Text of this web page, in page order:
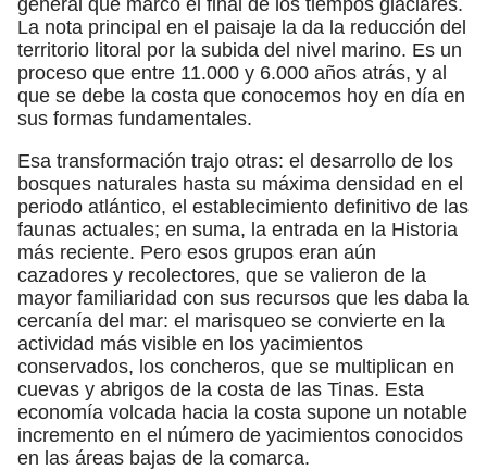
La nota principal en el paisaje la da la reducción del
territorio litoral por la subida del nivel marino. Es un
proceso que entre 11.000 y 6.000 años atrás, y al
que se debe la costa que conocemos hoy en día en
sus formas fundamentales.
Esa transformación trajo otras: el desarrollo de los
bosques naturales hasta su máxima densidad en el
periodo atlántico, el establecimiento definitivo de las
faunas actuales; en suma, la entrada en la Historia
más reciente. Pero esos grupos eran aún
cazadores y recolectores, que se valieron de la
mayor familiaridad con sus recursos que les daba la
cercanía del mar: el marisqueo se convierte en la
actividad más visible en los yacimientos
conservados, los concheros, que se multiplican en
cuevas y abrigos de la costa de las Tinas. Esta
economía volcada hacia la costa supone un notable
incremento en el número de yacimientos conocidos
en las áreas bajas de la comarca.